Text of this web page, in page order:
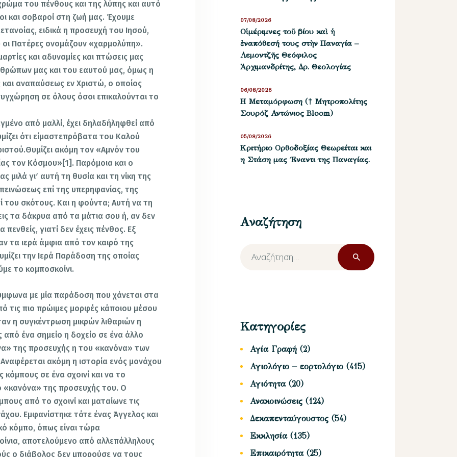
του πένθους και της λύπης και αυτό
και σοβαροί στη ζωή μας. Έχουμε
ειδικά η προσευχή του Ιησού,
Πατέρες ονομάζουν «χαρμολύπη».
και αδυναμίες και πτώσεις μας
μας και του εαυτού μας, όμως η
και αναπαύσεως εν Χριστώ, ο οποίος
σε όλους όσοι επικαλούνται το
από μαλλί, έχει δηλαδήληφθεί από
ότι είμαστεπρόβατα του Καλού
ακόμη τον «Αμνόν του
τον Κόσμου»[1]. Παρόμοια και ο
μιλά γιʹ αυτή τη θυσία και τη νίκη της
επί της υπερηφανίας, της
του σκότους. Και η φούντα; Αυτή να τη
τα δάκρυα από τα μάτια σου ή, αν δεν
πενθείς, γιατί δεν έχεις πένθος. Εξ
τα ιερά άμφια από τον καιρό της
την Ιερά Παράδοση της οποίας
το κομποσκοίνι.
με μία παράδοση που χάνεται στα
τις πιο πρώιμες μορφές κάποιου μέσου
η συγκέντρωση μικρών λιθαριών η
ένα σημείο η δοχείο σε ένα άλλο
της προσευχής η του «κανόνα» των
ακόμη η ιστορία ενός μονάχου
σε ένα σχοινί και να το
«κανόνα» της προσευχής του. Ο
από το σχοινί και ματαίωνε τις
Εμφανίστηκε τότε ένας Άγγελος και
κόμπο, όπως είναι τώρα
αποτελούμενο από αλλεπάλληλους
ο διάβολος δεν μπορούσε να τους
Οἱ μέριμνες τοῦ βίου καὶ ἡ
ἐναπόθεσή τους στὴν Παναγία –
Λεμοντζῆς Θεόφιλος
Ἀρχιμανδρίτης, Δρ. Θεολογίας
07/08/2026
Η Μεταμόρφωση († Μητροπολίτης
Σουρόζ Αντώνιος Bloom)
06/08/2026
Kριτήριο Oρθοδοξίας Θεωρείται και
η Στάση μας ΄Εναντι της Παναγίας.
05/08/2026
Αναζήτηση
Αναζήτηση
για:
Κατηγορίες
Αγία Γραφή (2)
Αγιολόγιο – εορτολόγιο (415)
Αγιότητα(20)
Ανακοινώσεις (124)
Δεκαπενταύγουστος (54)
Εκκλησία(135)
Επικαιρότητα(25)